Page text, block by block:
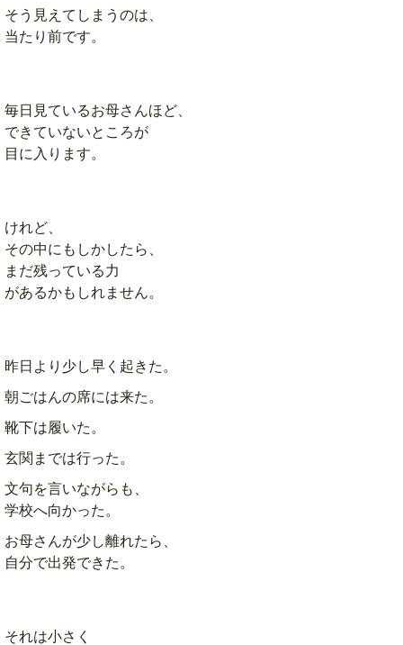
そう見えてしまうのは、
当たり前です。
毎日見ているお母さんほど、
できていないところが
目に入ります。
けれど、
その中にもしかしたら、
まだ残っている力
があるかもしれません。
昨日より少し早く起きた。
朝ごはんの席には来た。
靴下は履いた。
玄関までは行った。
文句を言いながらも、
学校へ向かった。
お母さんが少し離れたら、
自分で出発できた。
それは小さく